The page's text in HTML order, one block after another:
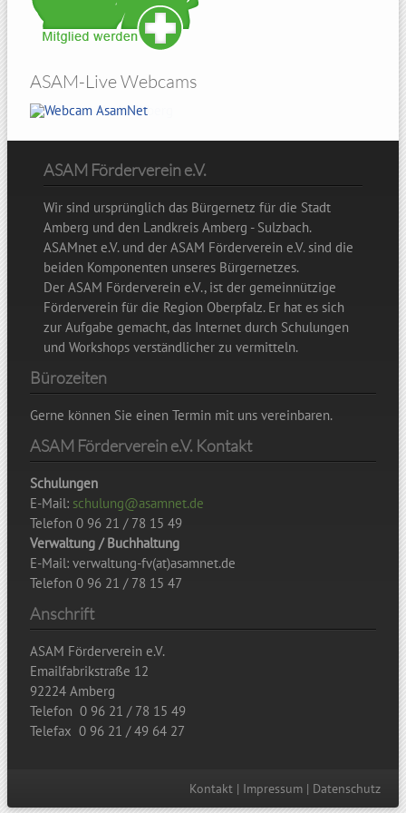
ASAM-Live Webcams
ASAM Förderverein e.V.
Wir sind ursprünglich das Bürgernetz für die Stadt
Amberg und den Landkreis Amberg - Sulzbach.
ASAMnet e.V. und der ASAM Förderverein e.V. sind die
beiden Komponenten unseres Bürgernetzes.
Der ASAM Förderverein e.V., ist der gemeinnützige
Förderverein für die Region Oberpfalz. Er hat es sich
zur Aufgabe gemacht, das Internet durch Schulungen
und Workshops verständlicher zu vermitteln.
Bürozeiten
Gerne können Sie einen Termin mit uns vereinbaren.
ASAM Förderverein e.V. Kontakt
Schulungen
E-Mail: schulung@asamnet.de
Telefon 0 96 21 / 78 15 49
Verwaltung / Buchhaltung
E-Mail: verwaltung-fv(at)asamnet.de
Telefon 0 96 21 / 78 15 47
Anschrift
ASAM Förderverein e.V.
Emailfabrikstraße 12
92224 Amberg
Telefon 0 96 21 / 78 15 49
Telefax 0 96 21 / 49 64 27
Kontakt | Impressum | Datenschutz